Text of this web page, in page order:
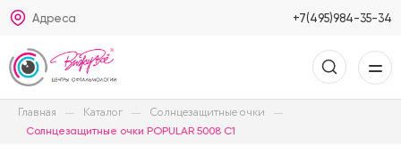
Адреса +7(495)984-35-34
Главная Каталог Солнцезащитные очки
Солнцезащитные очки POPULAR 5008 C1